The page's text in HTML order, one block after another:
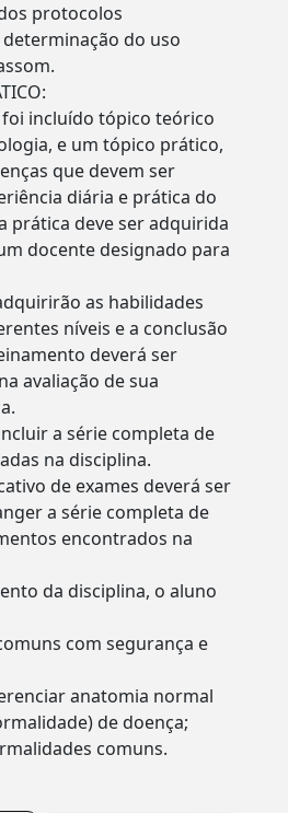
protocolos
do uso
incluído tópico teórico
e um tópico prático,
que devem ser
diária e prática do
prática deve ser adquirida
docente designado para
as habilidades
níveis e a conclusão
deverá ser
avaliação de sua
a série completa de
na disciplina.
de exames deverá ser
a série completa de
encontrados na
da disciplina, o aluno
com segurança e
anatomia normal
de doença;
comuns.